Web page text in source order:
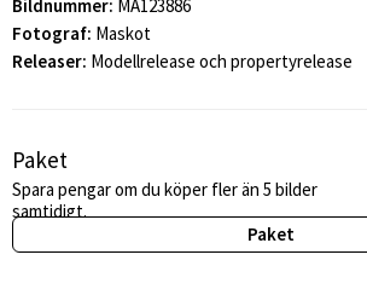
Bildnummer: MA123886
Fotograf: Maskot
Releaser: Modellrelease och propertyrelease
Paket
Spara pengar om du köper fler än 5 bilder
samtidigt.
Paket